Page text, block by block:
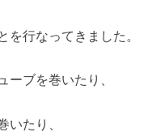
を行なってきました。
ーブを巻いたり、
いたり、